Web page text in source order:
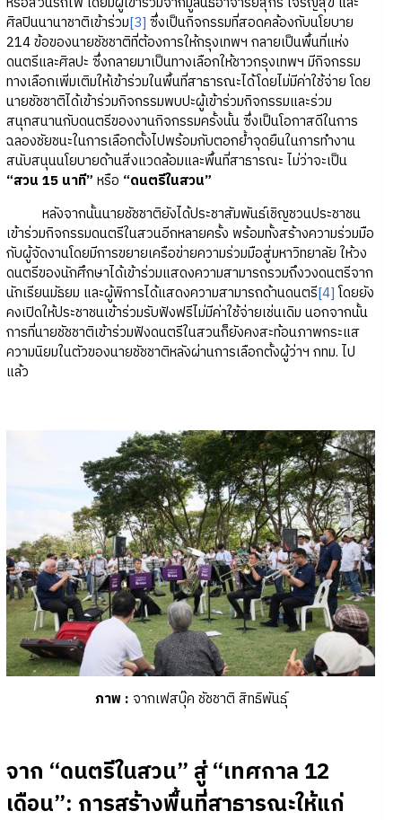
ศิลปินนานาชาติเข้าร่วม[3] ซึ่งเป็นกิจกรรมที่สอดคล้องกับนโยบาย
214 ข้อของนายชัชชาติที่ต้องการให้กรุงเทพฯ กลายเป็นพื้นที่แห่ง
ดนตรีและศิลปะ ซึ่งกลายมาเป็นทางเลือกให้ชาวกรุงเทพฯ มีกิจกรรม
ทางเลือกเพิ่มเติมให้เข้าร่วมในพื้นที่สาธารณะได้โดยไม่มีค่าใช้จ่าย โดย
นายชัชชาติได้เข้าร่วมกิจกรรมพบปะผู้เข้าร่วมกิจกรรมและร่วม
สนุกสนานกับดนตรีของงานกิจกรรมครั้งนั้น ซึ่งเป็นโอกาสดีในการ
ฉลองชัยชนะในการเลือกตั้งไปพร้อมกับตอกย้ำจุดยืนในการทำงาน
สนับสนุนนโยบายด้านสิ่งแวดล้อมและพื้นที่สาธารณะ ไม่ว่าจะเป็น
“สวน 15 นาที” หรือ “ดนตรีในสวน”
หลังจากนั้นนายชัชชาติยังได้ประชาสัมพันธ์เชิญชวนประชาชน
เข้าร่วมกิจกรรมดนตรีในสวนอีกหลายครั้ง พร้อมทั้งสร้างความร่วมมือ
กับผู้จัดงานโดยมีการขยายเครือข่ายความร่วมมือสู่มหาวิทยาลัย ให้วง
ดนตรีของนักศึกษาได้เข้าร่วมแสดงความสามารถรวมถึงวงดนตรีจาก
นักเรียนมัธยม และผู้พิการได้แสดงความสามารถด้านดนตรี[4]โดยยัง
คงเปิดให้ประชาชนเข้าร่วมรับฟังฟรีไม่มีค่าใช้จ่ายเช่นเดิม นอกจากนั้น
การที่นายชัชชาติเข้าร่วมฟังดนตรีในสวนก็ยังคงสะท้อนภาพกระแส
ความนิยมในตัวของนายชัชชาติหลังผ่านการเลือกตั้งผู้ว่าฯ กทม. ไป
แล้ว
ภาพ : จากเฟสบุ๊ค ชัชชาติ สิทธิพันธุ์
จาก “ดนตรีในสวน” สู่ “เทศกาล 12
เดือน”: การสร้างพื้นที่สาธารณะให้แก่